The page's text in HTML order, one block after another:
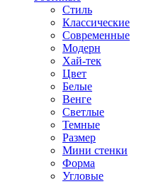
Стиль
Классические
Современные
Модерн
Хай-тек
Цвет
Белые
Венге
Светлые
Темные
Размер
Мини стенки
Форма
Угловые